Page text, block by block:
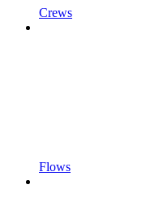
Crews
Flows